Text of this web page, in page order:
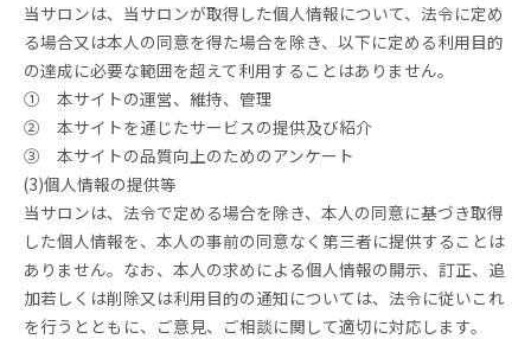
当サロンは、当サロンが取得した個人情報について、法令に定め
る場合又は本人の同意を得た場合を除き、以下に定める利用目的
の達成に必要な範囲を超えて利用することはありません。
① 本サイトの運営、維持、管理
② 本サイトを通じたサービスの提供及び紹介
③ 本サイトの品質向上のためのアンケート
(3)個人情報の提供等
当サロンは、法令で定める場合を除き、本人の同意に基づき取得
した個人情報を、本人の事前の同意なく第三者に提供することは
ありません。なお、本人の求めによる個人情報の開示、訂正、追
加若しくは削除又は利用目的の通知については、法令に従いこれ
を行うとともに、ご意見、ご相談に関して適切に対応します。